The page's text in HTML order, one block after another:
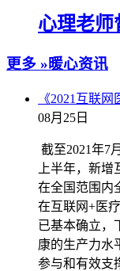
心理老师
更多 »暖心资讯
《2021互联
08月25日
截至2021年7
上半年，新
在全国范围内
在互联网+医
已基本确立，
康的生产力水
参与和有效支